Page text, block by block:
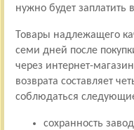
нужно будет заплатить
Товары надлежащего
семи дней после
через интернет-
возврата составляет
соблюдаться
сохранность